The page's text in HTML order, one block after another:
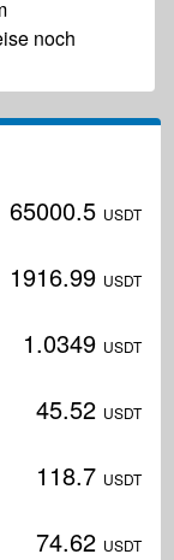
noch
65000.5 USDT
1916.99 USDT
1.0349 USDT
45.52 USDT
118.7 USDT
74.62 USDT